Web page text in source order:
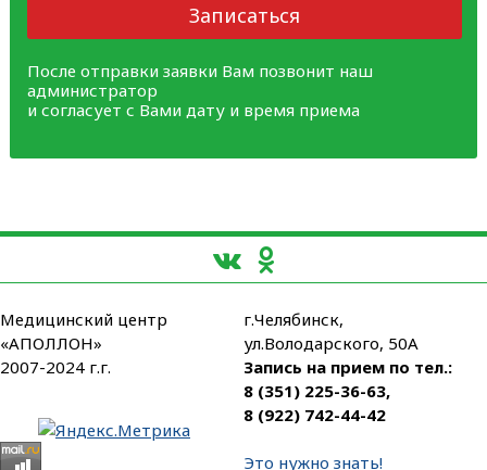
Записаться
После отправки заявки Вам позвонит наш
администратор
и согласует с Вами дату и время приема
Медицинский центр
«АПОЛЛОН»
2007-2024 г.г.
г.Челябинск,
ул.Володарского, 50А
Запись на прием по тел.:
8 (351) 225-36-63,
8 (922) 742-44-42
Это нужно знать!